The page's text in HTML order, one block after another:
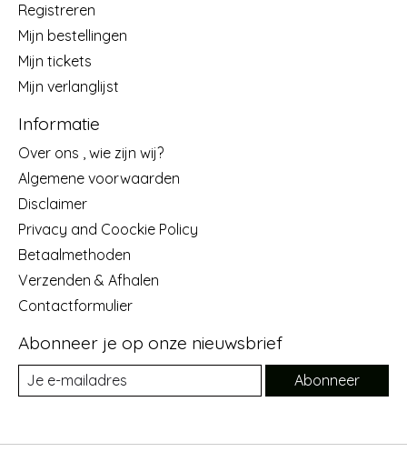
Registreren
Mijn bestellingen
Mijn tickets
Mijn verlanglijst
Informatie
Over ons , wie zijn wij?
Algemene voorwaarden
Disclaimer
Privacy and Coockie Policy
Betaalmethoden
Verzenden & Afhalen
Contactformulier
Abonneer je op onze nieuwsbrief
Abonneer